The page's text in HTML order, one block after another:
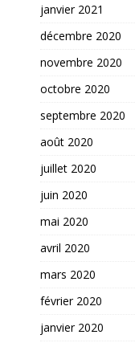
janvier 2021
décembre 2020
novembre 2020
octobre 2020
septembre 2020
août 2020
juillet 2020
juin 2020
mai 2020
avril 2020
mars 2020
février 2020
janvier 2020